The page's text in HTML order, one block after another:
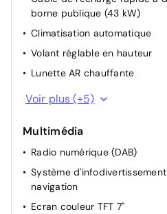
borne publique (43 kW)
Climatisation automatique
Volant réglable en hauteur
Lunette AR chauffante
Vitrage thermo-isolant
Activation automatique
Direction assistée électrique
Colonne de direction
Voir plus (+5)
Multimédia
Radio numérique (DAB)
Système d'infodivertissement
navigation
Ecran couleur TFT 7"